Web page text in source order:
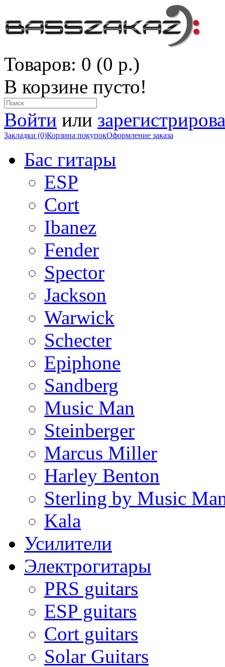
Товаров: 0 (0 р.)
В корзине пусто!
Войти или
Закладки (0)Корзина покупокОформление заказа
Бас гитары
ESP
Cort
Ibanez
Fender
Spector
Jackson
Warwick
Schecter
Epiphone
Sandberg
Music Man
Steinberger
Marcus Miller
Harley Benton
Sterling by Music
Kala
Усилители
Электрогитары
PRS guitars
ESP guitars
Cort guitars
Solar Guitars